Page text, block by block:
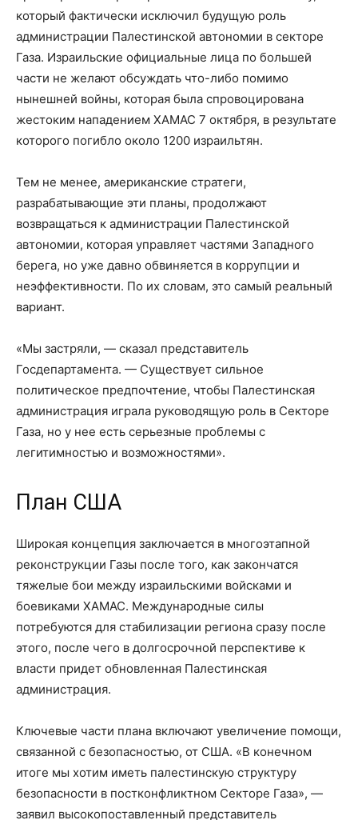
который фактически исключил будущую роль
администрации Палестинской автономии в секторе
Газа. Израильские официальные лица по большей
части не желают обсуждать что-либо помимо
нынешней войны, которая была спровоцирована
жестоким нападением ХАМАС 7 октября, в результате
которого погибло около 1200 израильтян.
Тем не менее, американские стратеги,
разрабатывающие эти планы, продолжают
возвращаться к администрации Палестинской
автономии, которая управляет частями Западного
берега, но уже давно обвиняется в коррупции и
неэффективности. По их словам, это самый реальный
вариант.
«Мы застряли, — сказал представитель
Госдепартамента. — Существует сильное
политическое предпочтение, чтобы Палестинская
администрация играла руководящую роль в Секторе
Газа, но у нее есть серьезные проблемы с
легитимностью и возможностями».
План США
Широкая концепция заключается в многоэтапной
реконструкции Газы после того, как закончатся
тяжелые бои между израильскими войсками и
боевиками ХАМАС. Международные силы
потребуются для стабилизации региона сразу после
этого, после чего в долгосрочной перспективе к
власти придет обновленная Палестинская
администрация.
Ключевые части плана включают увеличение помощи,
связанной с безопасностью, от США. «В конечном
итоге мы хотим иметь палестинскую структуру
безопасности в постконфликтном Секторе Газа», —
заявил высокопоставленный представитель